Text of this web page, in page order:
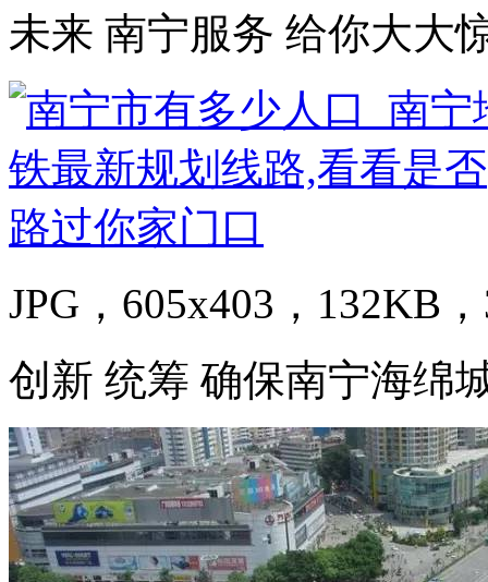
未来 南宁服务 给你大大
JPG，605x403，132KB
创新 统筹 确保南宁海绵